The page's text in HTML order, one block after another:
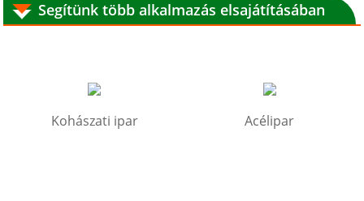
Segítünk több alkalmazás elsajátításában
Kohászati ​​ipar Acélipar